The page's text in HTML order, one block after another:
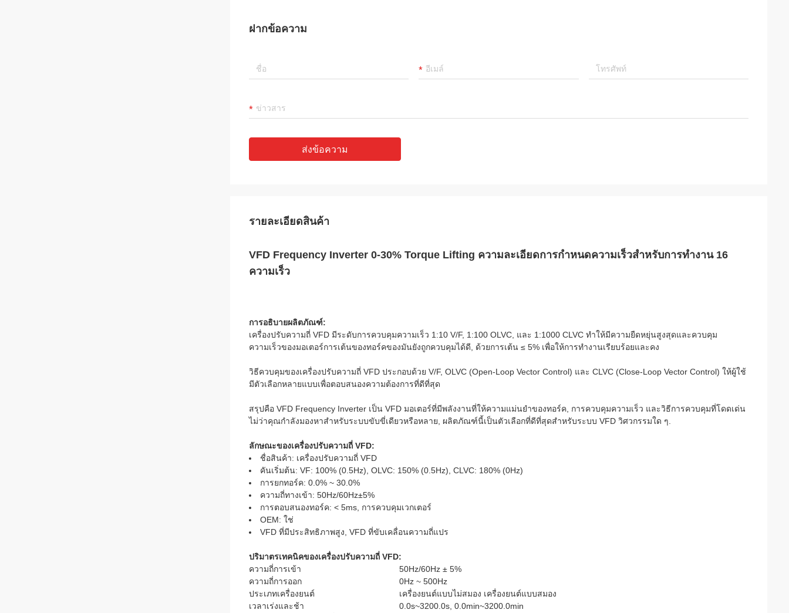
ฝากข้อความ
ส่งข้อความ
รายละเอียดสินค้า
VFD Frequency Inverter 0-30% Torque Lifting ความละเอียดการกําหนดความเร็วสําหรับการทํางาน 16
ความเร็ว
การอธิบายผลิตภัณฑ์:
เครื่องปรับความถี่ VFD มีระดับการควบคุมความเร็ว 1:10 V/F, 1:100 OLVC, และ 1:1000 CLVC ทําให้มีความยืดหยุ่นสูงสุดและควบคุม
ความเร็วของมอเตอร์การเต้นของทอร์คของมันยังถูกควบคุมได้ดี, ด้วยการเต้น ≤ 5% เพื่อให้การทํางานเรียบร้อยและคง
วิธีควบคุมของเครื่องปรับความถี่ VFD ประกอบด้วย V/F, OLVC (Open-Loop Vector Control) และ CLVC (Close-Loop Vector Control) ให้ผู้ใช้
มีตัวเลือกหลายแบบเพื่อตอบสนองความต้องการที่ดีที่สุด
สรุปคือ VFD Frequency Inverter เป็น VFD มอเตอร์ที่มีพลังงานที่ให้ความแม่นยําของทอร์ค, การควบคุมความเร็ว และวิธีการควบคุมที่โดดเด่น
ไม่ว่าคุณกําลังมองหาสําหรับระบบขับขี่เดียวหรือหลาย, ผลิตภัณฑ์นี้เป็นตัวเลือกที่ดีที่สุดสําหรับระบบ VFD วิศวกรรมใด ๆ.
ลักษณะของเครื่องปรับความถี่ VFD:
ชื่อสินค้า: เครื่องปรับความถี่ VFD
คันเริ่มต้น: VF: 100% (0.5Hz), OLVC: 150% (0.5Hz), CLVC: 180% (0Hz)
การยกทอร์ค: 0.0% ~ 30.0%
ความถี่ทางเข้า: 50Hz/60Hz±5%
การตอบสนองทอร์ค: < 5ms, การควบคุมเวกเตอร์
OEM: ใช่
VFD ที่มีประสิทธิภาพสูง, VFD ที่ขับเคลื่อนความถี่แปร
ปริมาตรเทคนิคของเครื่องปรับความถี่ VFD:
ความถี่การเข้า
50Hz/60Hz ± 5%
ความถี่การออก
0Hz ~ 500Hz
ประเภทเครื่องยนต์
เครื่องยนต์แบบไม่สมอง เครื่องยนต์แบบสมอง
เวลาเร่งและช้า
0.0s~3200.0s, 0.0min~3200.0min